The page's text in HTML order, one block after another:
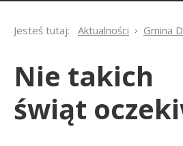
Jesteś tutaj: Aktualności Gmina
Nie takich
świąt